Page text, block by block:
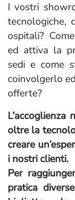
I vostri
tecnologiche,
ospitali?
ed attiva la
sedi e come
coinvolgerlo
offerte?
oltre la
creare
i nostri clienti.
Per
pratica